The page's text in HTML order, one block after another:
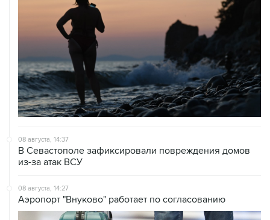
08 августа, 14:37
В Севастополе зафиксировали повреждения домов
из-за атак ВСУ
08 августа, 14:27
Аэропорт "Внуково" работает по согласованию